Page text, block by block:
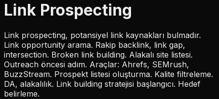
Link Prospecting
Link prospecting, potansiyel link kaynakları bulmadır.
Link opportunity arama. Rakip backlink, link gap,
intersection. Broken link building. Alakalı site listesi.
Outreach öncesi adım. Araçlar: Ahrefs, SEMrush,
BuzzStream. Prospekt listesi oluşturma. Kalite filtreleme.
DA, alakalılık. Link building stratejisi başlangıcı. Hedef
belirleme.